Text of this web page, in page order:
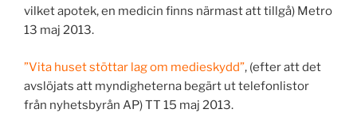
vilket apotek, en medicin finns närmast att tillgå) Metro
13 maj 2013.
”Vita huset stöttar lag om medieskydd”, (efter att det
avslöjats att myndigheterna begärt ut telefonlistor
från nyhetsbyrån AP) TT 15 maj 2013.